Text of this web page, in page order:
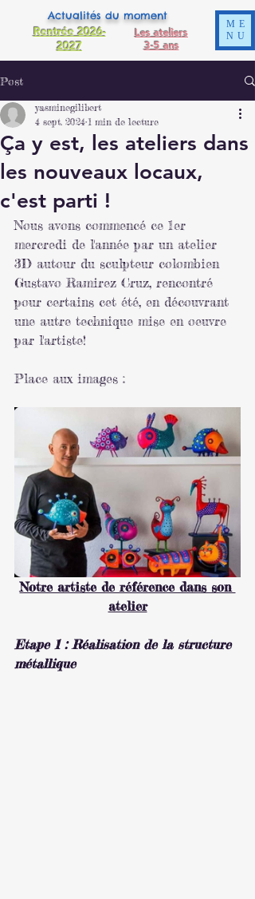
ME
NU
Rentrée 2026-
2027
Actualités du moment
Les ateliers
3-5 ans
Post
Ça y est, les ateliers dans
les nouveaux locaux,
c'est parti !
yasminegilibert
4 sept. 2024 1 min de lecture
Nous avons commencé ce 1er
mercredi de l'année par un atelier
3D autour du sculpteur colombien
Gustavo Ramirez Cruz, rencontré
pour certains cet été, en découvrant
une autre technique mise en oeuvre
par l'artiste!
Place aux images :
Notre artiste de référence dans son
atelier
Etape 1 : Réalisation de la structure
métallique